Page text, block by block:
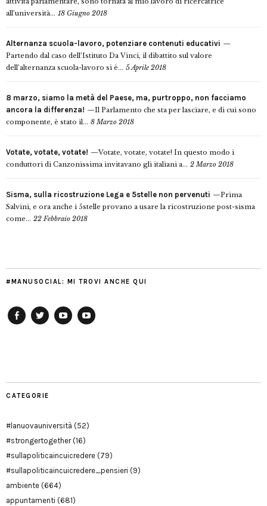
all’università... 18 Giugno 2018
Alternanza scuola-lavoro, potenziare contenuti educativi
Partendo dal caso dell’Istituto Da Vinci, il dibattito sul valore
dell’alternanza scuola-lavoro si è... 5 Aprile 2018
8 marzo, siamo la metà del Paese, ma, purtroppo, non facciamo
ancora la differenza!
Il Parlamento che sta per lasciare, e di cui sono
componente, è stato il... 8 Marzo 2018
Votate, votate, votate!
Votate, votate, votate! In questo modo i
conduttori di Canzonissima invitavano gli italiani a... 2 Marzo 2018
Sisma, sulla ricostruzione Lega e 5stelle non pervenuti
Prima
Salvini, e ora anche i 5stelle provano a usare la ricostruzione post-sisma
come... 22 Febbraio 2018
#MANUSOCIAL: MI TROVI ANCHE QUI
CATEGORIE
#lanuovauniversità (52)
#strongertogether(16)
#sullapoliticaincuicredere (79)
#sullapoliticaincuicredere_pensieri (9)
ambiente (664)
appuntamenti (681)